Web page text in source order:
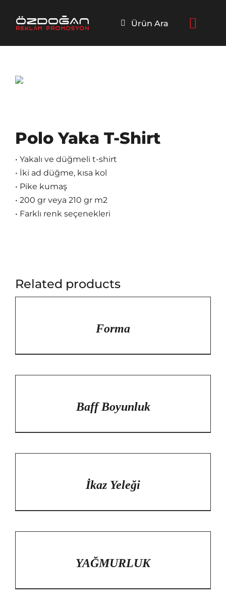
content
Ürün Ara
Polo Yaka T-Shirt
• Yakalı ve düğmeli t-shirt
• İki ad düğme, kısa kol
• Pike kumaş
• 200 gr veya 210 gr m2
• Farklı renk seçenekleri
Related products
Forma
Baff Boyunluk
İkaz Yeleği
YAĞMURLUK